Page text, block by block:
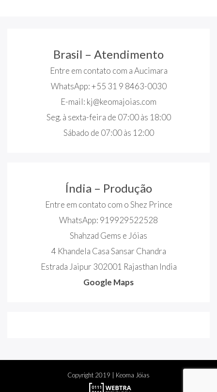
Brasil – Atendimento
Entre em contato com a Aucimara
WhatsApp: +55 31 9 8463-0030
E-mail: kj@keomajoias.com
Seg. à sexta-feira de 07:00 às 18:00
Sábado de 07:00 às 12:00
Índia – Produção
Entre em contato com o Shez Prince
WhatsApp: 919929522528
Shahzad Gems e Jóias
4 Khandela Casa Sansar Chandra
Estrada Jaipur 302001 Rajasthan India
Google Maps
Copyright 2019 | Keoma Jóias